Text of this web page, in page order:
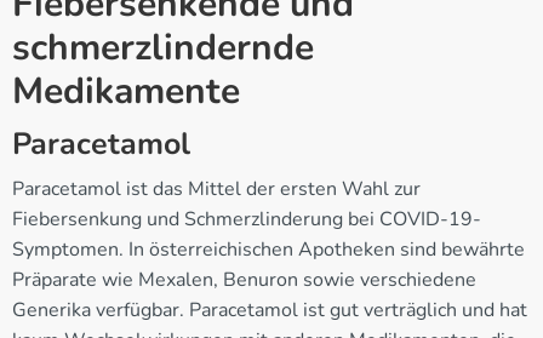
schmerzlindernde
Medikamente
Paracetamol
Paracetamol ist das Mittel der ersten Wahl zur
Fiebersenkung und Schmerzlinderung bei COVID-19-
Symptomen. In österreichischen Apotheken sind bewährte
Präparate wie Mexalen, Benuron sowie verschiedene
Generika verfügbar. Paracetamol ist gut verträglich und hat